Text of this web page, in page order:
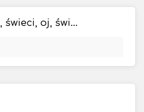
XVII (Słonko, świeci, oj, świeci iskrzyste...)